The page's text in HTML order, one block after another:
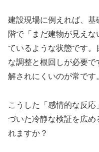
建設現場に例えれば、
階で「まだ建物が見え
ているような状態です
な調整と根回しが必要
解されにくいのが常です
こうした「感情的な反
づいた冷静な検証を広
れますか？